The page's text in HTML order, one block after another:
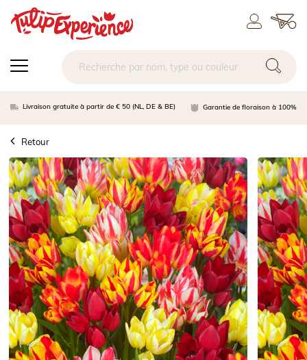
Livraison gratuite à partir de € 50 (NL, DE & BE) Garantie de floraison à 100%
Retour